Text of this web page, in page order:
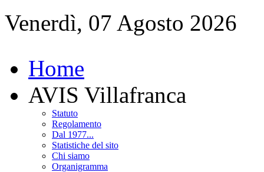
Venerdì, 07 Agosto 2026
Home
AVIS Villafranca
Statuto
Regolamento
Dal 1977...
Statistiche del sito
Chi siamo
Organigramma